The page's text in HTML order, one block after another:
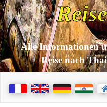
Alle Informationen
Reise nach